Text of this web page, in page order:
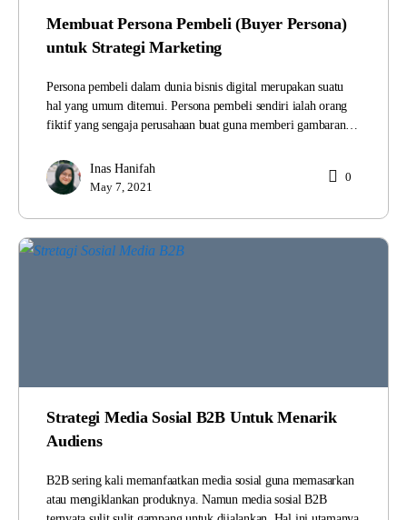
Membuat Persona Pembeli (Buyer Persona)
untuk Strategi Marketing
Persona pembeli dalam dunia bisnis digital merupakan suatu
hal yang umum ditemui. Persona pembeli sendiri ialah orang
fiktif yang sengaja perusahaan buat guna memberi gambaran…
Inas Hanifah
May 7, 2021
0
Strategi Media Sosial B2B Untuk Menarik
Audiens
B2B sering kali memanfaatkan media sosial guna memasarkan
atau mengiklankan produknya. Namun media sosial B2B